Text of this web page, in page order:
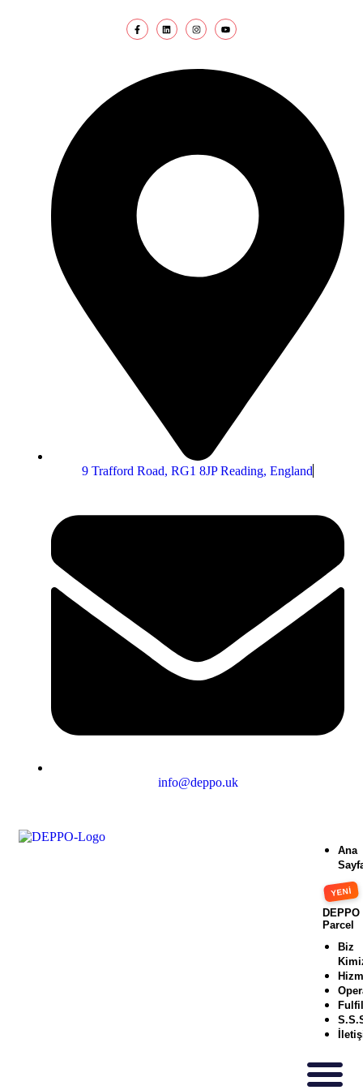
9 Trafford Road, RG1 8JP Reading, England
info@deppo.uk
Ana
DEPPO
Parcel
Biz